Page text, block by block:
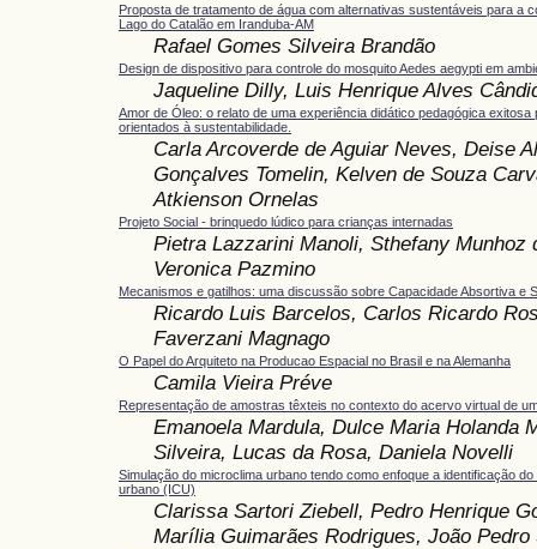
Proposta de tratamento de água com alternativas sustentáveis para a
Lago do Catalão em Iranduba-AM
Rafael Gomes Silveira Brandão
Design de dispositivo para controle do mosquito Aedes aegypti em
Jaqueline Dilly, Luis Henrique Alves
Amor de Óleo: o relato de uma experiência didático pedagógica exitosa
orientados à sustentabilidade.
Carla Arcoverde de Aguiar Neves, Deise
Gonçalves Tomelin, Kelven de Souza
Atkienson Ornelas
Projeto Social - brinquedo lúdico para crianças internadas
Pietra Lazzarini Manoli, Sthefany Munhoz
Veronica Pazmino
Mecanismos e gatilhos: uma discussão sobre Capacidade Absortiva e
Ricardo Luis Barcelos, Carlos Ricardo
Faverzani Magnago
O Papel do Arquiteto na Producao Espacial no Brasil e na Alemanha
Camila Vieira Préve
Representação de amostras têxteis no contexto do acervo virtual de
Emanoela Mardula, Dulce Maria Holanda
Silveira, Lucas da Rosa, Daniela Novelli
Simulação do microclima urbano tendo como enfoque a identificação do
urbano (ICU)
Clarissa Sartori Ziebell, Pedro Henrique
Marília Guimarães Rodrigues, João Pedro